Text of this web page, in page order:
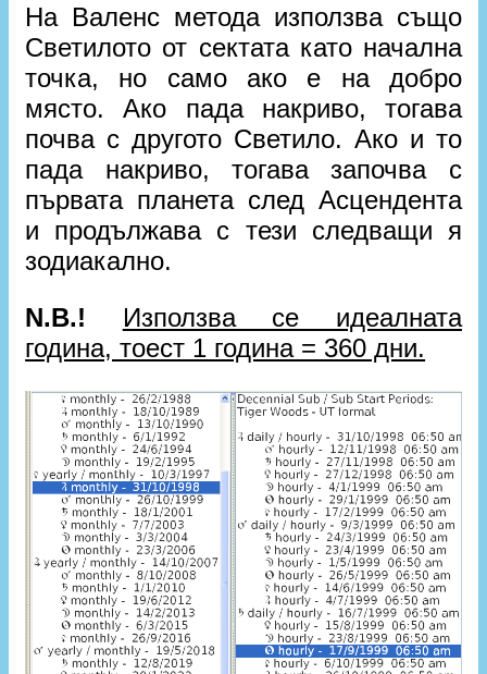
На Валенс метода използва също
Светилото от сектата като начална
точка, но само ако е на добро
място. Ако пада накриво, тогава
почва с другото Светило. Ако и то
пада накриво, тогава започва с
първата планета след Асцендента
и продължава с тези следващи я
зодиакално.
N.B.! Използва се идеалната
година, тоест 1 година = 360 дни.